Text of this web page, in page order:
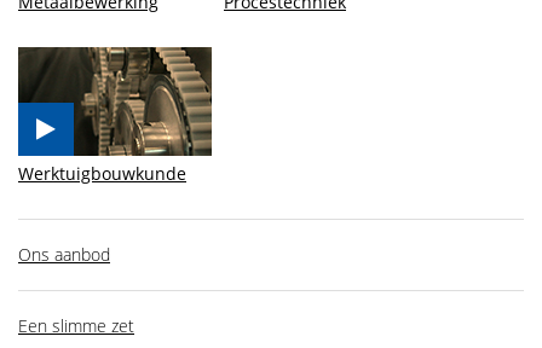
Werktuigbouwkunde
Ons aanbod
Een slimme zet